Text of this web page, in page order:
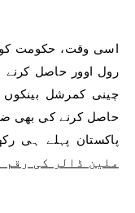
رول اوور حاصل
پاکستان پہلے ہی
ملین ڈالر کی رقم